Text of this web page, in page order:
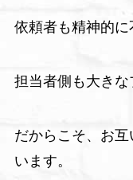
依頼者も精神的に
担当者側も大きな
だからこそ、お
います。